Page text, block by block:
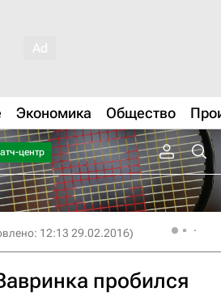
Экономика Общество
центр
12:13 29.02.2016)
пробился